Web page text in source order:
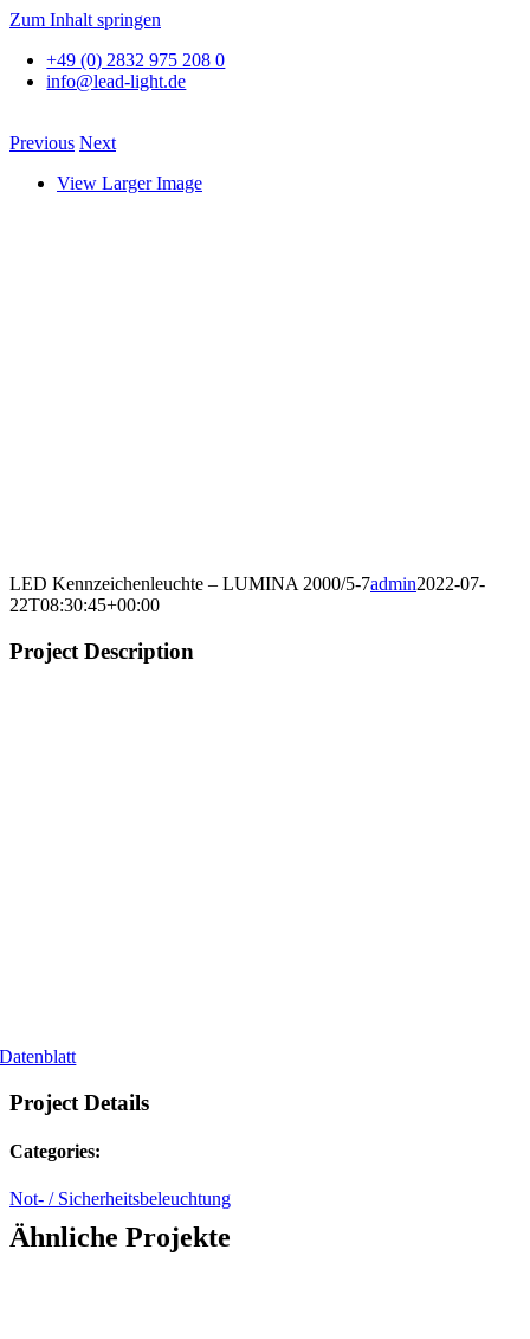
Zum Inhalt springen
+49 (0) 2832 975 208 0
info@lead-light.de
Previous Next
View Larger Image
LED Kennzeichenleuchte – LUMINA 2000/5-7admin2022-07-
22T08:30:45+00:00
Project Description
Datenblatt
Project Details
Categories:
Not- / Sicherheitsbeleuchtung
Ähnliche Projekte